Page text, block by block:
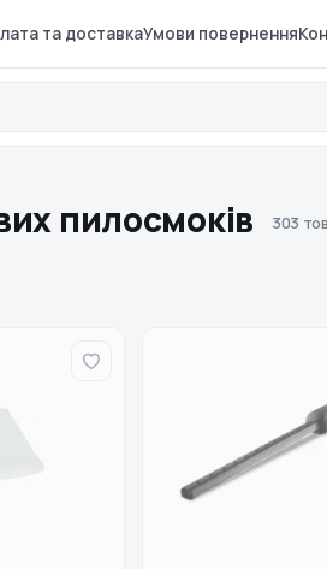
та доставкаУмови повернення
пилосмоків 303